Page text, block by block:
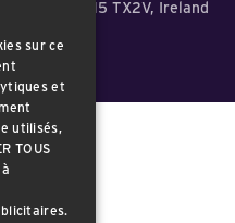
15, D15 TX2V, Ireland
sur ce
et
utilisés,
TOUS